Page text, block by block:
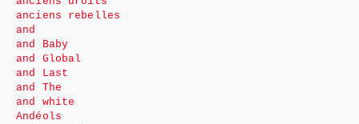
anciens rebelles
and
and Baby
and Global
and Last
and The
and white
Andéols